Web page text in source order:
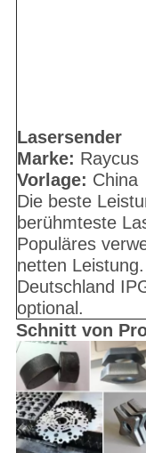
Lasersender
Marke: Raycus
Vorlage: China
Die beste
berühmteste
Populäres
netten Leistung.
Deutschland
optional.
Schnitt von